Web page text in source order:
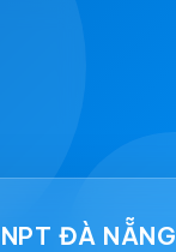
ĐÀ NẴNG